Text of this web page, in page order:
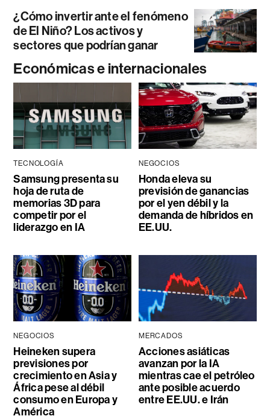
¿Cómo invertir ante el fenómeno
de El Niño? Los activos y
sectores que podrían ganar
Económicas e internacionales
TECNOLOGÍA
Samsung presenta su
hoja de ruta de
memorias 3D para
competir por el
liderazgo en IA
NEGOCIOS
Honda eleva su
previsión de ganancias
por el yen débil y la
demanda de híbridos en
EE.UU.
NEGOCIOS
Heineken supera
previsiones por
crecimiento en Asia y
África pese al débil
consumo en Europa y
América
MERCADOS
Acciones asiáticas
avanzan por la IA
mientras cae el petróleo
ante posible acuerdo
entre EE.UU. e Irán